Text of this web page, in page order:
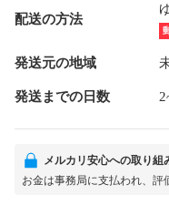
配送の方法
発送元の地域
発送までの日数
メルカリ安心への取り組
お金は事務局に支払われ、評